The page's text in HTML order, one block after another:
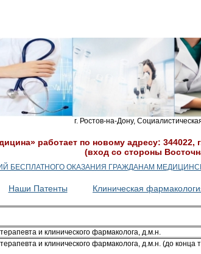
г. Ростов-на-Дону,
работает по новому адресу: 344022,
(вход со стороны
БЕСПЛАТНОГО ОКАЗАНИЯ ГРАЖДАНАМ
Наши Патенты Клиническая
и клинического фармаколога, д.м.н.
и клинического фармаколога, д.м.н. (до конца